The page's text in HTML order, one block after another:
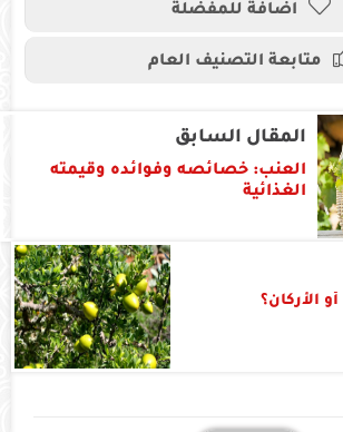
اضافة للمفضلة
متابعة التصنيف العام
المقال السابق
العنب: خصائصه وفوائده وقيمته
الغذائية
الأركان؟